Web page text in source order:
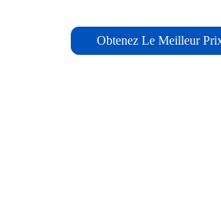
Obtenez Le Meilleur